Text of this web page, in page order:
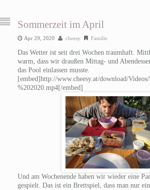
Sommerzeit im April
Apr 29, 2020 cheesy Familie
Das Wetter ist seit drei Wochen traumhaft.
warm, dass wir draußen Mittag- und
das Pool einlassen musste.
[embed]http://www.cheesy.at/download/
%202020.mp4[/embed]
Und am Wochenende haben wir wieder eine
gespielt. Das ist ein Brettspiel, dass man nur